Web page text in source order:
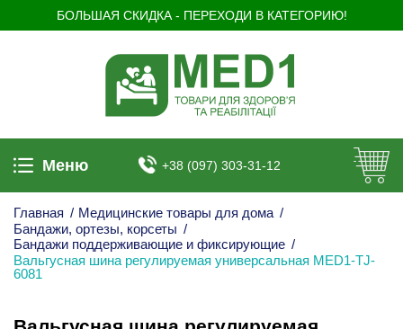
БОЛЬШАЯ СКИДКА - ПЕРЕХОДИ В КАТЕГОРИЮ!
Меню +38 (097) 303-31-12
Главная / Медицинские товары для дома /
Бандажи, ортезы, корсеты /
Бандажи поддерживающие и фиксирующие /
Вальгусная шина регулируемая универсальная MED1-TJ-
6081